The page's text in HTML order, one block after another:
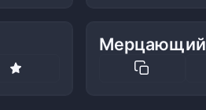
Мерцающий